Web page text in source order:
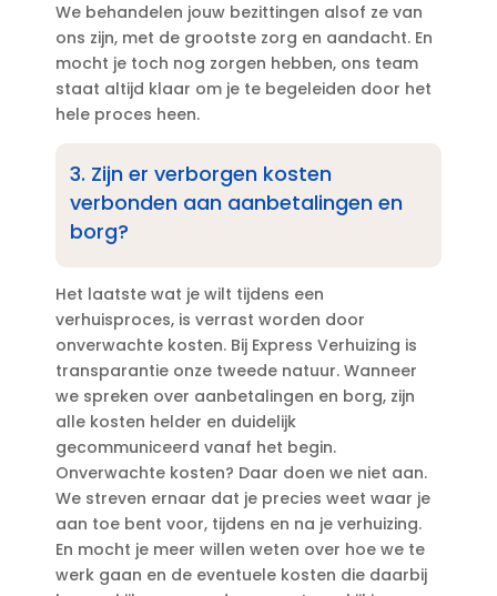
We behandelen jouw bezittingen alsof ze van
ons zijn, met de grootste zorg en aandacht.​ En
mocht je toch nog zorgen hebben, ons team
staat altijd klaar om je te begeleiden door het
hele proces heen.​
3.​ Zijn er verborgen kosten
verbonden aan aanbetalingen en
borg?
Het laatste wat je wilt tijdens een
verhuisproces, is verrast worden door
onverwachte kosten.​ Bij Express Verhuizing is
transparantie onze tweede natuur.​ Wanneer
we spreken over aanbetalingen en borg, zijn
alle kosten helder en duidelijk
gecommuniceerd vanaf het begin.​
Onverwachte kosten? Daar doen we niet aan.​
We streven ernaar dat je precies weet waar je
aan toe bent voor, tijdens en na je verhuizing.​
En mocht je meer willen weten over hoe we te
werk gaan en de eventuele kosten die daarbij